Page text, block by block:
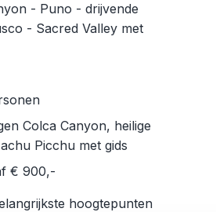
- Puno - drijvende
- Sacred Valley met
Colca Canyon, heilige
Picchu met gids
€ 900,-
hoogtepunten